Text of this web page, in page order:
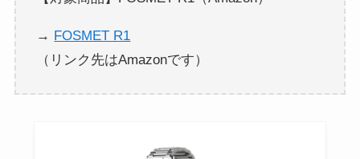
→ FOSMET R1
（リンク先はAmazonです）